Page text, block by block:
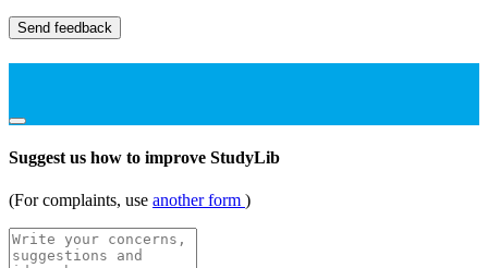
Send feedback
Suggest us how to improve StudyLib
(For complaints, use another form )